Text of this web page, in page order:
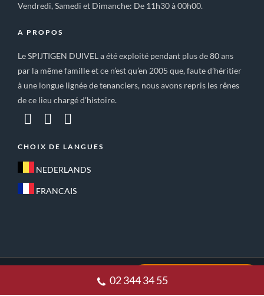
Vendredi, Samedi et Dimanche: De 11h30 à 00h00.
A PROPOS
Le SPIJTIGEN DUIVEL a été exploité pendant plus de 80 ans
par la même famille et ce n’est qu’en 2005 que, faute d’héritier
à une longue lignée de tenanciers, nous avons repris les rênes
de ce lieu chargé d’histoire.
CHOIX DE LANGUES
NEDERLANDS
FRANCAIS
CONDITIONS GÉNÉRALES DE VENTE
02 344 34 55